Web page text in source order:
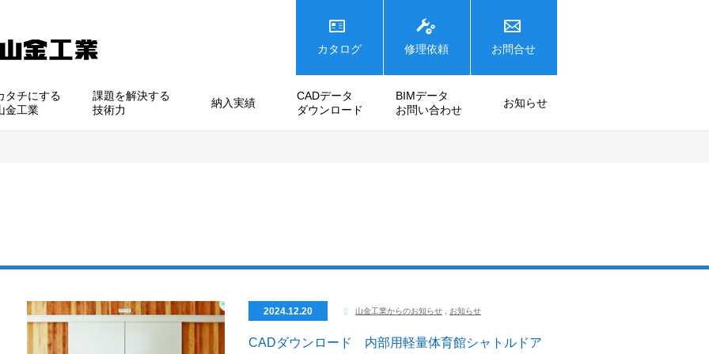
カタログ 修理依頼 お問合せ
タチにする
金工業
課題を解決する
技術力
納入実績
CADデータ
ダウンロード
BIMデータ
お問い合わせ
お知らせ
2024.12.20 山金工業からのお知らせ お知らせ
CADダウンロード 内部用軽量体育館シャトルドア